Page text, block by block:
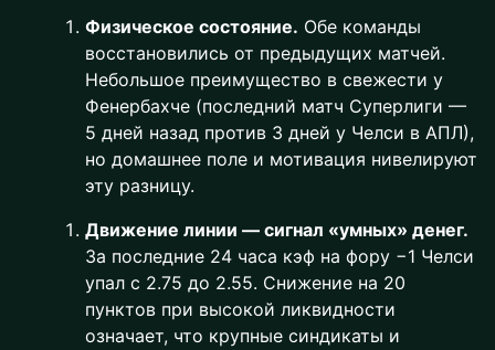
Физическое состояние. Обе команды
восстановились от предыдущих матчей.
Небольшое преимущество в свежести у
Фенербахче (последний матч Суперлиги —
5 дней назад против 3 дней у Челси в АПЛ),
но домашнее поле и мотивация нивелируют
эту разницу.
Движение линии — сигнал «умных» денег.
За последние 24 часа кэф на фору −1 Челси
упал с 2.75 до 2.55. Снижение на 20
пунктов при высокой ликвидности
означает, что крупные синдикаты и